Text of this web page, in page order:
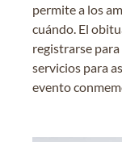
permite a los
cuándo. El
registrarse
servicios para
evento